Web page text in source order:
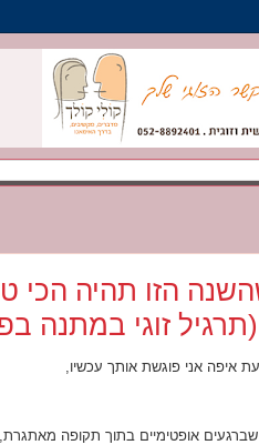
זוגי במתנה
איפה אני פוגשת אותך עכשיו,
שברגעים אופטימיים בתוך תקופה מאתגרת,